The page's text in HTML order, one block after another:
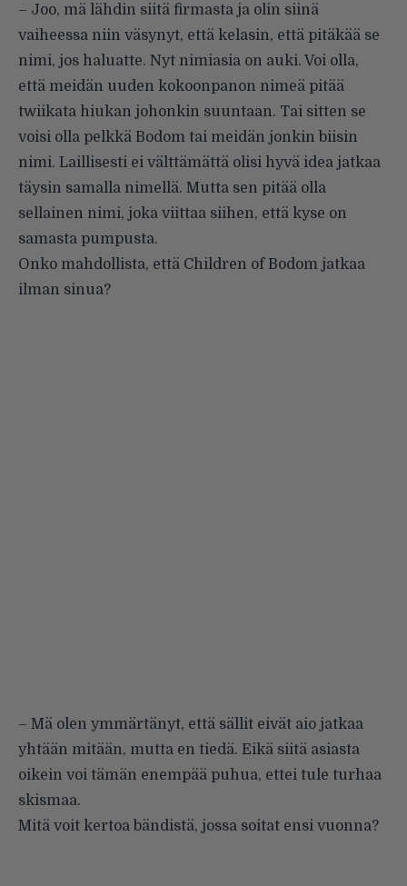
– Joo, mä lähdin siitä firmasta ja olin siinä
vaiheessa niin väsynyt, että kelasin, että pitäkää se
nimi, jos haluatte. Nyt nimiasia on auki. Voi olla,
että meidän uuden kokoonpanon nimeä pitää
twiikata hiukan johonkin suuntaan. Tai sitten se
voisi olla pelkkä Bodom tai meidän jonkin biisin
nimi. Laillisesti ei välttämättä olisi hyvä idea jatkaa
täysin samalla nimellä. Mutta sen pitää olla
sellainen nimi, joka viittaa siihen, että kyse on
samasta pumpusta.
Onko mahdollista, että Children of Bodom jatkaa
ilman sinua?
– Mä olen ymmärtänyt, että sällit eivät aio jatkaa
yhtään mitään, mutta en tiedä. Eikä siitä asiasta
oikein voi tämän enempää puhua, ettei tule turhaa
skismaa.
Mitä voit kertoa bändistä, jossa soitat ensi vuonna?